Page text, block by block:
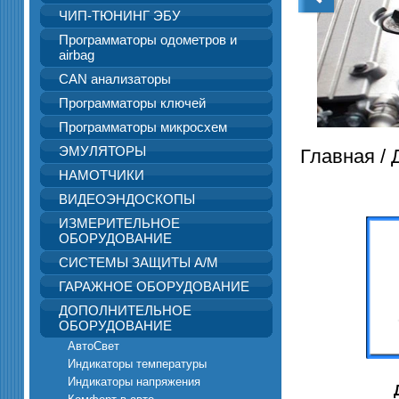
ЧИП-ТЮНИНГ ЭБУ
Программаторы одометров и
airbag
CAN анализаторы
Программаторы ключей
Программаторы микросхем
ЭМУЛЯТОРЫ
НАМОТЧИКИ
ВИДЕОЭНДОСКОПЫ
ИЗМЕРИТЕЛЬНОЕ
ОБОРУДОВАНИЕ
СИСТЕМЫ ЗАЩИТЫ А/М
ГАРАЖНОЕ ОБОРУДОВАНИЕ
ДОПОЛНИТЕЛЬНОЕ
ОБОРУДОВАНИЕ
АвтоСвет
Индикаторы температуры
Индикаторы напряжения
Главная /